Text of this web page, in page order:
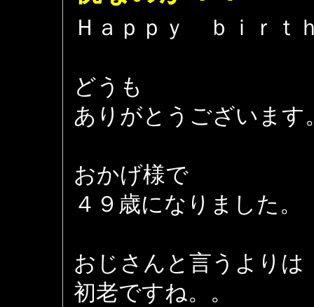
Ｈａｐｐｙ ｂｉｒ
どうも
ありがとうございます
おかげ様で
４９歳になりました。
おじさんと言うよりは
初老ですね。。